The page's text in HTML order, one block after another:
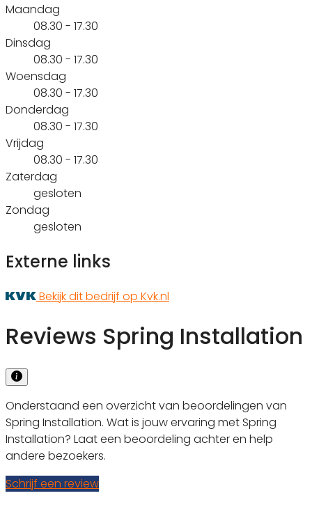
Maandag
08.30 - 17.30
Dinsdag
08.30 - 17.30
Woensdag
08.30 - 17.30
Donderdag
08.30 - 17.30
Vrijdag
08.30 - 17.30
Zaterdag
gesloten
Zondag
gesloten
Externe links
Bekijk dit bedrijf op Kvk.nl
Reviews Spring Installation
Onderstaand een overzicht van beoordelingen van
Spring Installation. Wat is jouw ervaring met Spring
Installation? Laat een beoordeling achter en help
andere bezoekers.
Schrijf een review